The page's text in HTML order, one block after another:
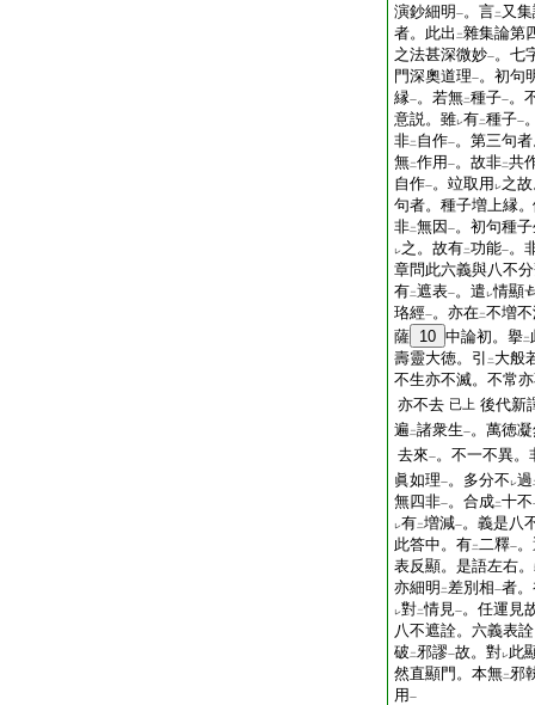
演鈔細明 一。言二 又
者。此出 二雜集論第
之法甚深微妙一。七
門深奧道理一。初句
縁一。若無二種子一。
意説。雖レ有二種子一
非二 自作一。第三句
無二作用 一。故非二共
自作一。竝取用 レ之
句者。種子増上縁
非二無因 一。初句種
レ之。故有二功能一。
章問此六義與八不
有二遮表一。遣 レ情顯
珞經一。亦在二不増
薩 10 中論初。擧二
壽靈大徳。引
二 大般
不生亦不滅。不常
亦不去 已上 後代新
遍 二諸衆生一。萬徳
去來一。不一不異。
眞如理一。多分不 レ過
無四非一。合成二十不
レ有二増減一。義是八
此答中。有二二釋一
表反顯。是語左右
亦細明 二差別相一者
レ對二情見一。任運見
八不遮詮。六義表
破 二邪謬一故。對レ此
然直顯門。本無二邪
用 一